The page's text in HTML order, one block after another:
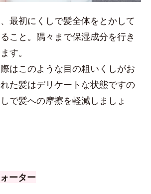
最初にくしで髪全体をとかして
こと。隅々まで保湿成分を行き
す。
はこのような目の粗いくしがお
た髪はデリケートな状態ですの
で髪への摩擦を軽減しましょ
ーター